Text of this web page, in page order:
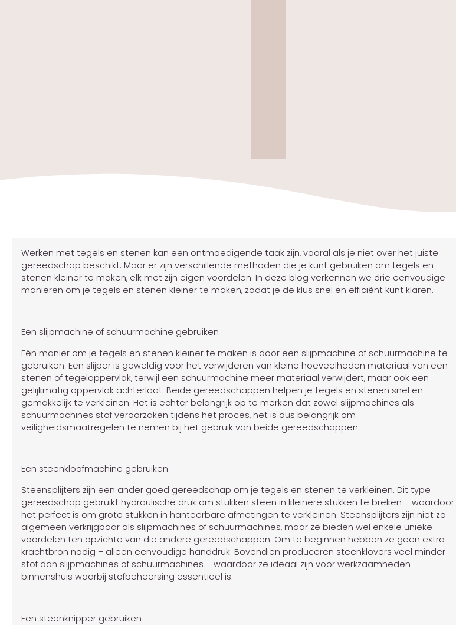
Werken met tegels en stenen kan een ontmoedigende taak zijn, vooral als je niet over het juiste
gereedschap beschikt. Maar er zijn verschillende methoden die je kunt gebruiken om tegels en
stenen kleiner te maken, elk met zijn eigen voordelen. In deze blog verkennen we drie eenvoudige
manieren om je tegels en stenen kleiner te maken, zodat je de klus snel en efficiënt kunt klaren.
Een slijpmachine of schuurmachine gebruiken
Eén manier om je tegels en stenen kleiner te maken is door een slijpmachine of schuurmachine te
gebruiken. Een slijper is geweldig voor het verwijderen van kleine hoeveelheden materiaal van een
stenen of tegeloppervlak, terwijl een schuurmachine meer materiaal verwijdert, maar ook een
gelijkmatig oppervlak achterlaat. Beide gereedschappen helpen je tegels en stenen snel en
gemakkelijk te verkleinen. Het is echter belangrijk op te merken dat zowel slijpmachines als
schuurmachines stof veroorzaken tijdens het proces, het is dus belangrijk om
veiligheidsmaatregelen te nemen bij het gebruik van beide gereedschappen.
Een steenkloofmachine gebruiken
Steensplijters zijn een ander goed gereedschap om je tegels en stenen te verkleinen. Dit type
gereedschap gebruikt hydraulische druk om stukken steen in kleinere stukken te breken – waardoor
het perfect is om grote stukken in hanteerbare afmetingen te verkleinen. Steensplijters zijn niet zo
algemeen verkrijgbaar als slijpmachines of schuurmachines, maar ze bieden wel enkele unieke
voordelen ten opzichte van die andere gereedschappen. Om te beginnen hebben ze geen extra
krachtbron nodig – alleen eenvoudige handdruk. Bovendien produceren steenklovers veel minder
stof dan slijpmachines of schuurmachines – waardoor ze ideaal zijn voor werkzaamheden
binnenshuis waarbij stofbeheersing essentieel is.
Een steenknipper gebruiken